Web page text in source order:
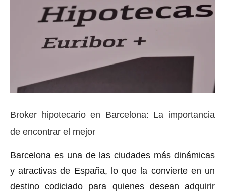
Broker hipotecario en Barcelona: La importancia
de encontrar el mejor
Barcelona es una de las ciudades más dinámicas
y atractivas de España, lo que la convierte en un
destino codiciado para quienes desean adquirir